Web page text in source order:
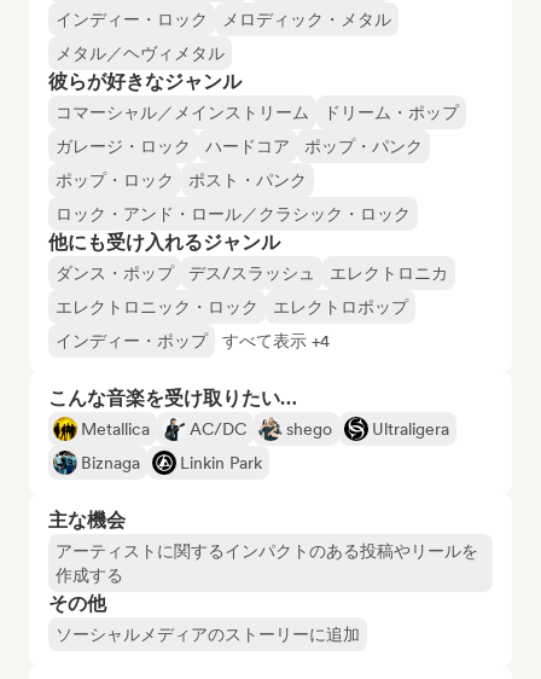
インディー・ロック
メロディック・メタル
メタル／ヘヴィメタル
彼らが好きなジャンル
コマーシャル／メインストリーム
ドリーム・ポップ
ガレージ・ロック
ハードコア
ポップ・パンク
ポップ・ロック
ポスト・パンク
ロック・アンド・ロール／クラシック・ロック
他にも受け入れるジャンル
ダンス・ポップ デス/スラッシュ
エレクトロニカ
エレクトロニック・ロック
エレクトロポップ
インディー・ポップ
すべて表示 +4
こんな音楽を受け取りたい…
Metallica AC/DC shego
Ultraligera
Biznaga
Linkin Park
主な機会
アーティストに関するインパクトのある投稿やリールを
作成する
その他
ソーシャルメディアのストーリーに追加